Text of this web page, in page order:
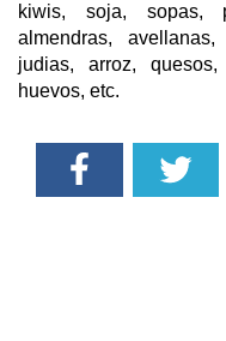
kiwis, soja, sopas,
almendras,
judias, arroz,
huevos, etc.